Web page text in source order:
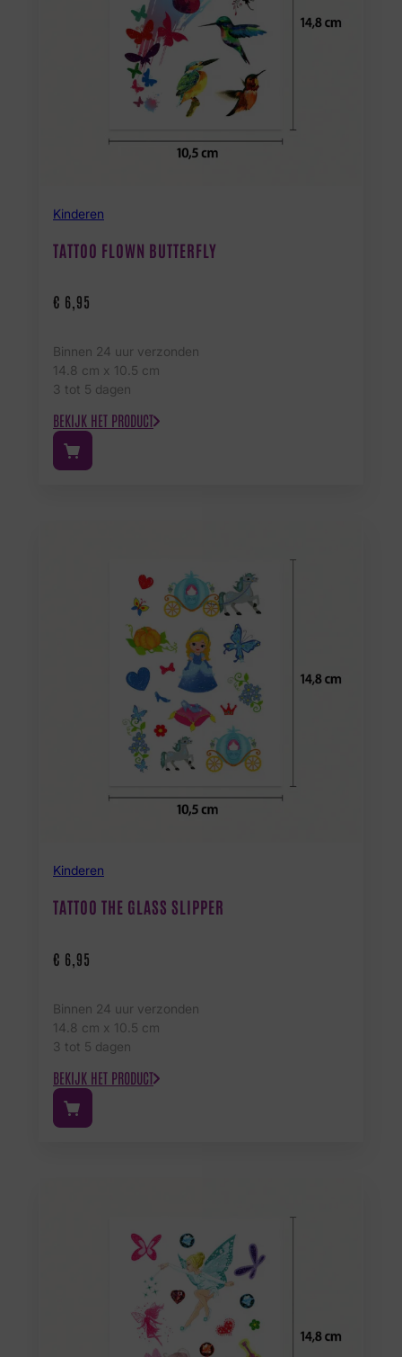
Kinderen
TATTOO FLOWN BUTTERFLY
€ 6,95
Binnen 24 uur verzonden
14.8 cm x 10.5 cm
3 tot 5 dagen
BEKIJK HET PRODUCT
Kinderen
TATTOO THE GLASS SLIPPER
€ 6,95
Binnen 24 uur verzonden
14.8 cm x 10.5 cm
3 tot 5 dagen
BEKIJK HET PRODUCT